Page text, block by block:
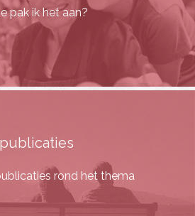
pak ik het aan?
publicaties
rond het thema